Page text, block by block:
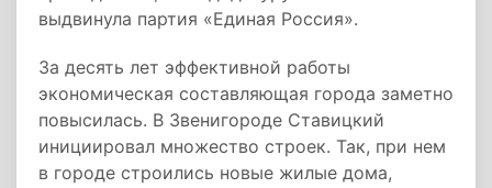
выдвинула партия «Единая Россия».
За десять лет эффективной работы
экономическая составляющая города заметно
повысилась. В Звенигороде Ставицкий
инициировал множество строек. Так, при нем
в городе строились новые жилые дома,